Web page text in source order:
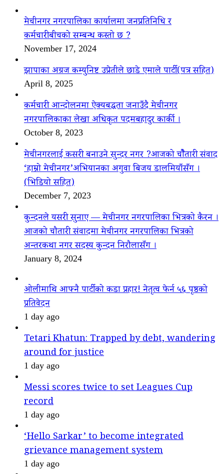
मेचीनगर नगरपालिका कार्यालमा जनप्रतिनिधि र
कर्मचारीबीचको सम्बन्ध कस्तो छ ?
November 17, 2024
झापाका अग्रज कम्युनिष्ट उप्रेतीले छाडे एमाले पार्टी(पत्र सहित)
April 8, 2025
कर्मचारी आन्दोलनमा ऐक्यबद्धता जनाउँदै मेचीनगर
नगरपालिकाका लेखा अधिकृत पदमबहादुर कार्की ।
October 8, 2023
मेचीनगरलाई कसरी बनाउने सुन्दर नगर ?आजको चौैतारी संवाद
‘हाम्रो मेचीनगर’अभियानका अगुवा बिजय डालमियाँसँग ।
(भिडियो सहित)
December 7, 2023
कुन्दनले यसरी सुनाए — मेचीनगर नगरपालिका भित्रको कैरन ।
आजको चौतारी संवादमा मेचीनगर नगरपालिका भित्रको
अन्तरकथा नगर सदस्य कुन्दन निरौलासँग ।
January 8, 2024
ओलीमाथि आफ्नै पार्टीको कडा प्रहार! नेतृत्व फेर्न ५६ पृष्ठको
प्रतिवेदन
1 day ago
Tetari Khatun: Trapped by debt, wandering
around for justice
1 day ago
Messi scores twice to set Leagues Cup
record
1 day ago
‘Hello Sarkar’ to become integrated
grievance management system
1 day ago